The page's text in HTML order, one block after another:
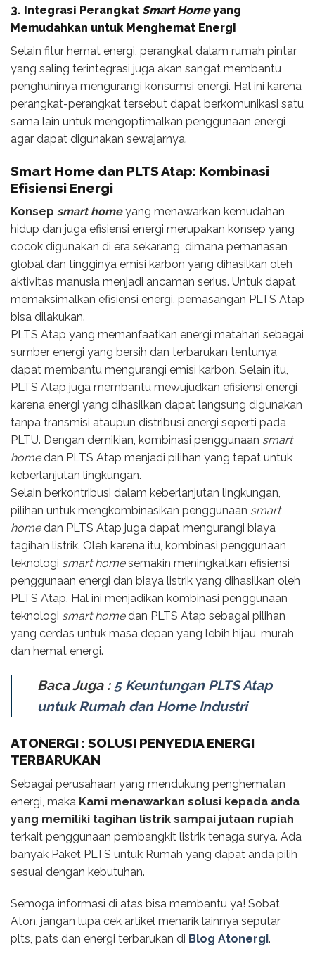
3. Integrasi Perangkat Smart Homeyang
Memudahkan untuk Menghemat Energi
Selain fitur hemat energi, perangkat dalam rumah pintar
yang saling terintegrasi juga akan sangat membantu
penghuninya mengurangi konsumsi energi. Hal ini karena
perangkat-perangkat tersebut dapat berkomunikasi satu
sama lain untuk mengoptimalkan penggunaan energi
agar dapat digunakan sewajarnya.
Smart Home dan PLTS Atap: Kombinasi
Efisiensi Energi
Konsep smart homeyang menawarkan kemudahan
hidup dan juga efisiensi energi merupakan konsep yang
cocok digunakan di era sekarang, dimana pemanasan
global dan tingginya emisi karbon yang dihasilkan oleh
aktivitas manusia menjadi ancaman serius. Untuk dapat
memaksimalkan efisiensi energi, pemasangan PLTS Atap
bisa dilakukan.
PLTS Atap yang memanfaatkan energi matahari sebagai
sumber energi yang bersih dan terbarukan tentunya
dapat membantu mengurangi emisi karbon. Selain itu,
PLTS Atap juga membantu mewujudkan efisiensi energi
karena energi yang dihasilkan dapat langsung digunakan
tanpa transmisi ataupun distribusi energi seperti pada
PLTU. Dengan demikian, kombinasi penggunaan smart
homedan PLTS Atap menjadi pilihan yang tepat untuk
keberlanjutan lingkungan.
Selain berkontribusi dalam keberlanjutan lingkungan,
pilihan untuk mengkombinasikan penggunaan smart
homedan PLTS Atap juga dapat mengurangi biaya
tagihan listrik. Oleh karena itu, kombinasi penggunaan
teknologi smart homesemakin meningkatkan efisiensi
penggunaan energi dan biaya listrik yang dihasilkan oleh
PLTS Atap. Hal ini menjadikan kombinasi penggunaan
teknologi smart homedan PLTS Atap sebagai pilihan
yang cerdas untuk masa depan yang lebih hijau, murah,
dan hemat energi.
Baca Juga : 5 Keuntungan PLTS Atap
untuk Rumah dan Home Industri
ATONERGI : SOLUSI PENYEDIA ENERGI
TERBARUKAN
Sebagai perusahaan yang mendukung penghematan
energi, maka Kami menawarkan solusi kepada anda
yang memiliki tagihan listrik sampai jutaan rupiah
terkait penggunaan pembangkit listrik tenaga surya. Ada
banyak Paket PLTS untuk Rumah yang dapat anda pilih
sesuai dengan kebutuhan.
Semoga informasi di atas bisa membantu ya! Sobat
Aton, jangan lupa cek artikel menarik lainnya seputar
plts, pats dan energi terbarukan di Blog Atonergi.